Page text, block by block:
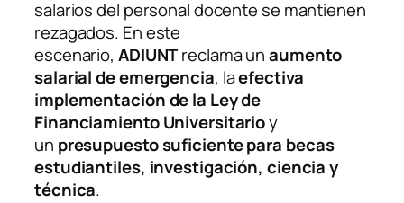
salarios del personal docente se mantienen
rezagados. En este
escenario, ADIUNTreclama unaumento
salarial de emergencia, laefectiva
implementación de la Ley de
Financiamiento Universitarioy
un presupuesto suficiente para becas
estudiantiles, investigación, ciencia y
técnica.